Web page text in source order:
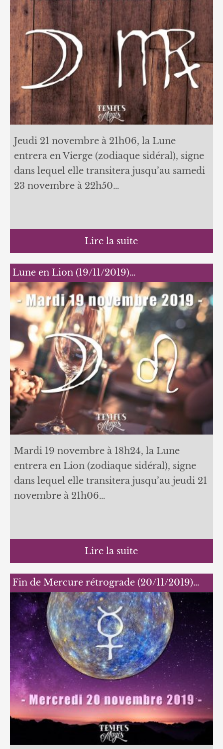
Jeudi 21 novembre à 21h06, la Lune
entrera en Vierge (zodiaque sidéral), signe
dans lequel elle transitera jusqu’au samedi
23 novembre à 22h50…
Lire la suite
Lune en Lion (19/11/2019)…
Mardi 19 novembre à 18h24, la Lune
entrera en Lion (zodiaque sidéral), signe
dans lequel elle transitera jusqu’au jeudi 21
novembre à 21h06…
Lire la suite
Fin de Mercure rétrograde (20/11/2019)…